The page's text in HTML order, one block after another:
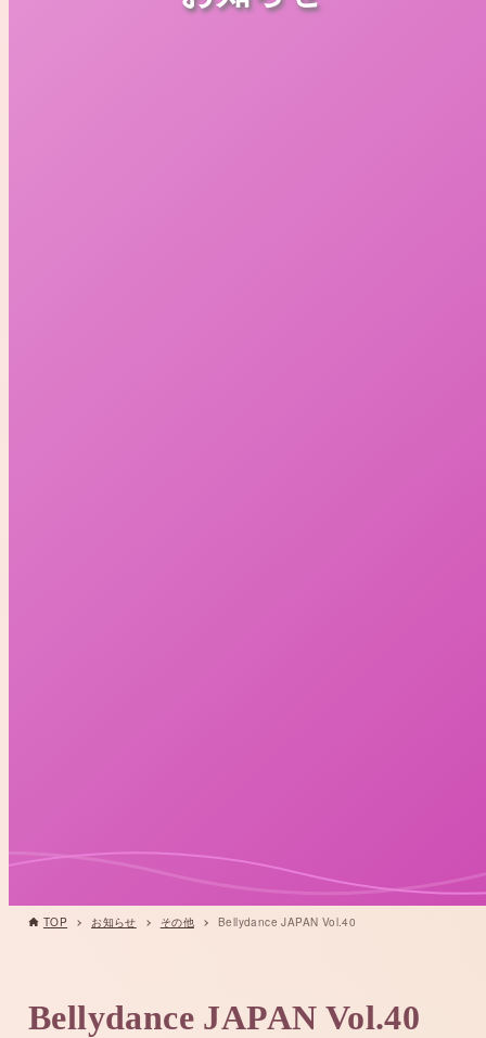
TOP お知らせ その他 Bellydance JAPAN Vol.40
Bellydance JAPAN Vol.40